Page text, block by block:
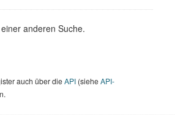
anderen Suche.
auch über dieAPI (sieheAPI-